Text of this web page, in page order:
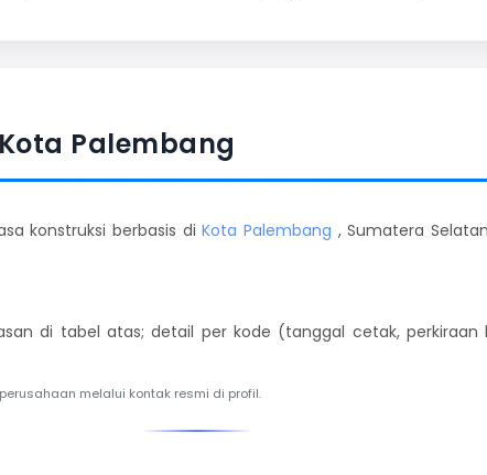
Palembang
konstruksi berbasis diKota Palembang , Sumatera
di tabel atas; detail per kode (tanggal cetak,
melalui kontak resmi di profil.